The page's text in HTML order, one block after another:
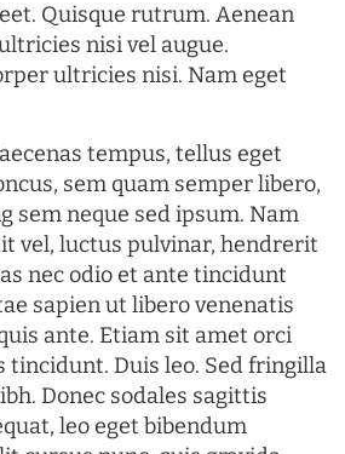
Quisque rutrum. Aenean
nisi vel augue.
ultricies nisi. Nam eget
tempus, tellus eget
sem quam semper libero,
sem neque sed ipsum. Nam
vel, luctus pulvinar, hendrerit
nec odio et ante tincidunt
sapien ut libero venenatis
ante. Etiam sit amet orci
tincidunt. Duis leo. Sed fringilla
Donec sodales sagittis
leo eget bibendum